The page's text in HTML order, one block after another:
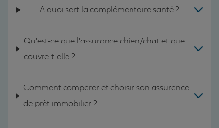
A quoi sert la complémentaire santé ?
Qu'est-ce que l'assurance chien/chat et que
couvre-t-elle ?
Comment comparer et choisir son assurance
de prêt immobilier ?